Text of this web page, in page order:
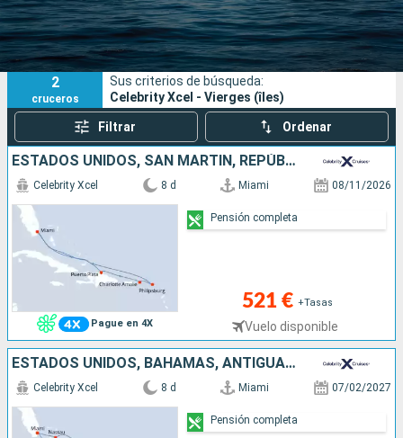
Fecha de salida
Puertos Compañías
Buscar
2
cruceros
Sus criterios de búsqueda:
Celebrity Xcel - Vierges (îles)
Filtrar Ordenar
ESTADOS UNIDOS, SAN MARTÍN, REPÚBLICA DOMINICANA
Pague en 4X
Celebrity Xcel 8 d Miami 08/11/2026
521 € +Tasas
Vuelo disponible
Pensión completa
ESTADOS UNIDOS, BAHAMAS, ANTIGUA Y BARBUDA
Celebrity Xcel 8 d Miami 07/02/2027
Pensión completa